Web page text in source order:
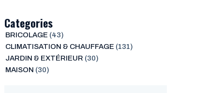
Categories
BRICOLAGE (43)
CLIMATISATION & CHAUFFAGE (131)
JARDIN & EXTÉRIEUR (30)
MAISON (30)